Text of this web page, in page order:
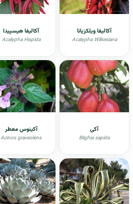
آکالیفا ویلکزیانا
Acalypha Wilkesiana
آکالیفا هیسپیدا
Acalypha Hispida
آکی
Blighia sapida
آکينوس معطر
Acinos graveolens